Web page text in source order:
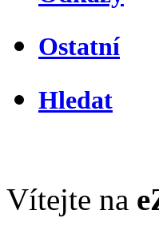
Ostatní
Hledat
Vítejte na